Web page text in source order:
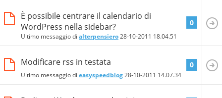
È possibile centrare il calendario di
WordPress nella sidebar?
Ultimo messaggio di alterpensiero28-10-2011 18.04.51
0
Modificare rss in testata
Ultimo messaggio di easyspeedblog28-10-2011 14.07.34
0